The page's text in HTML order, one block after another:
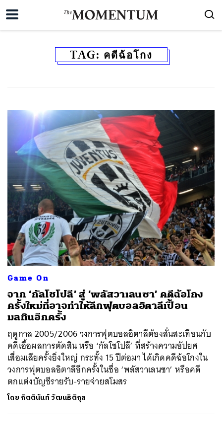
TAG: คดีฉ้อโกง
Game On
จาก ‘กัลโชโปลี’ สู่ ‘พลัสวาเลนซา’ คดีฉ้อโกง
ครั้งใหม่ที่อาจทำให้ลีกฟุตบอลอิตาลีเปื้อน
มลทินอีกครั้ง
ฤดูกาล 2005/2006 วงการฟุตบอลอิตาลีต้องสั่นสะเทือนกับ
คดีเอื้อผลการตัดสิน หรือ ‘กัลโชโปลี’ ที่สร้างความอัปยศ
เสื่อมเสียครั้งยิ่งใหญ่ กระทั้ง 15 ปีต่อมา ได้เกิดคดีฉ้อโกงใน
วงการฟุตบอลอิตาลีอีกครั้งในชื่อ ‘พลัสวาเลนซา’ หรือคดี
ตกแต่งบัญชีรายรับ-รายจ่ายสโมสร
โดย กิตตินันท์ วัฒนธิติกุล
ค้นหา